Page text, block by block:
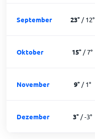
September 23°/12°
Oktober 15° /7°
November 9°/1°
Dezember 3°/-3°